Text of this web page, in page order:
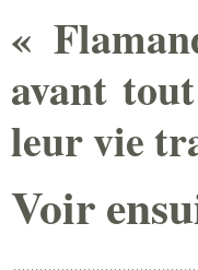
«
avant
leur vie
Voir